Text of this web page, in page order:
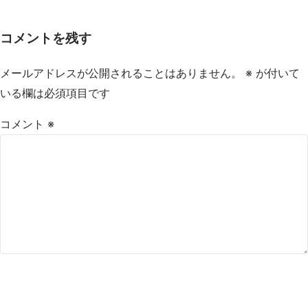
コメントを残す
メールアドレスが公開されることはありません。 ※ が付いて
いる欄は必須項目です
コメント ※